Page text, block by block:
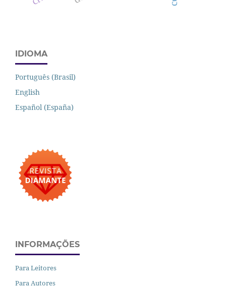
IDIOMA
Português (Brasil)
English
Español (España)
INFORMAÇÕES
Para Leitores
Para Autores